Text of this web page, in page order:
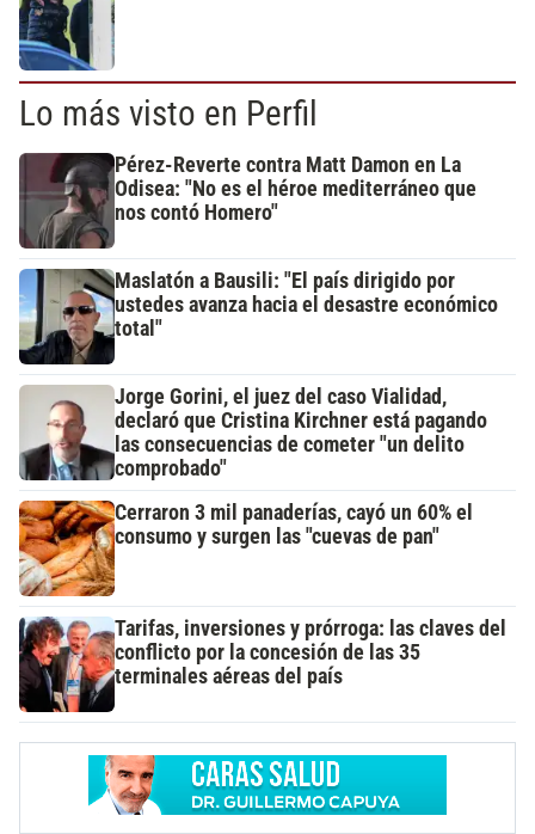
Lo más visto en Perfil
Pérez-Reverte contra Matt Damon en La
Odisea: "No es el héroe mediterráneo que
nos contó Homero"
Maslatón a Bausili: "El país dirigido por
ustedes avanza hacia el desastre económico
total"
Jorge Gorini, el juez del caso Vialidad,
declaró que Cristina Kirchner está pagando
las consecuencias de cometer "un delito
comprobado"
Cerraron 3 mil panaderías, cayó un 60% el
consumo y surgen las "cuevas de pan"
Tarifas, inversiones y prórroga: las claves del
conflicto por la concesión de las 35
terminales aéreas del país